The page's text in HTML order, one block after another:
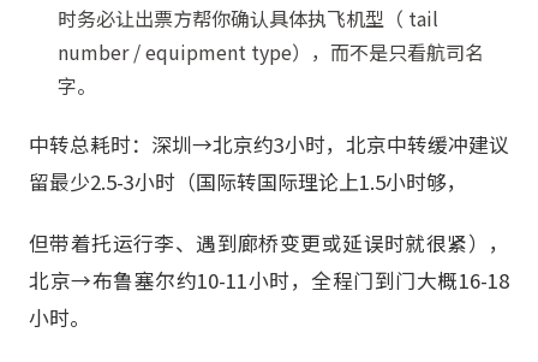
时务必让出票方帮你确认具体执飞机型（ tail
number / equipment type），而不是只看航司名
字。
中转总耗时：深圳→北京约3小时，北京中转缓冲建议
留最少2.5-3小时（国际转国际理论上1.5小时够，
但带着托运行李、遇到廊桥变更或延误时就很紧），
北京→布鲁塞尔约10-11小时，全程门到门大概16-18
小时。